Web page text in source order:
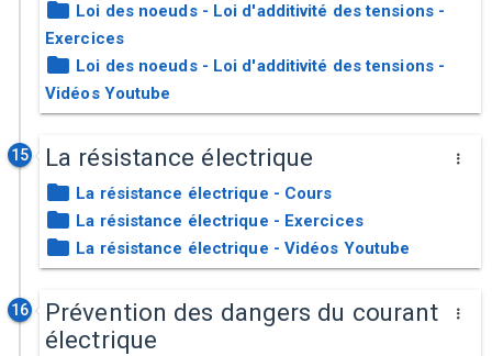
Loi des noeuds - Loi d'additivité des tensions -
Exercices
Loi des noeuds - Loi d'additivité des tensions -
Vidéos Youtube
15 La résistance électrique
La résistance électrique - Cours
La résistance électrique - Exercices
La résistance électrique - Vidéos Youtube
16
Prévention des dangers du courant
électrique